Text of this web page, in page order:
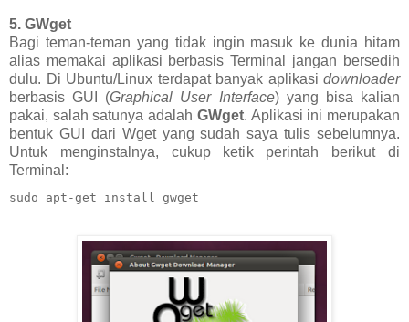
5. GWget
Bagi teman-teman yang tidak ingin masuk ke dunia hitam
alias memakai aplikasi berbasis Terminal jangan bersedih
dulu. Di Ubuntu/Linux terdapat banyak aplikasi downloader
berbasis GUI (Graphical User Interface) yang bisa kalian
pakai, salah satunya adalah GWget. Aplikasi ini merupakan
bentuk GUI dari Wget yang sudah saya tulis sebelumnya.
Untuk menginstalnya, cukup ketik perintah berikut di
Terminal:
sudo apt-get install gwget